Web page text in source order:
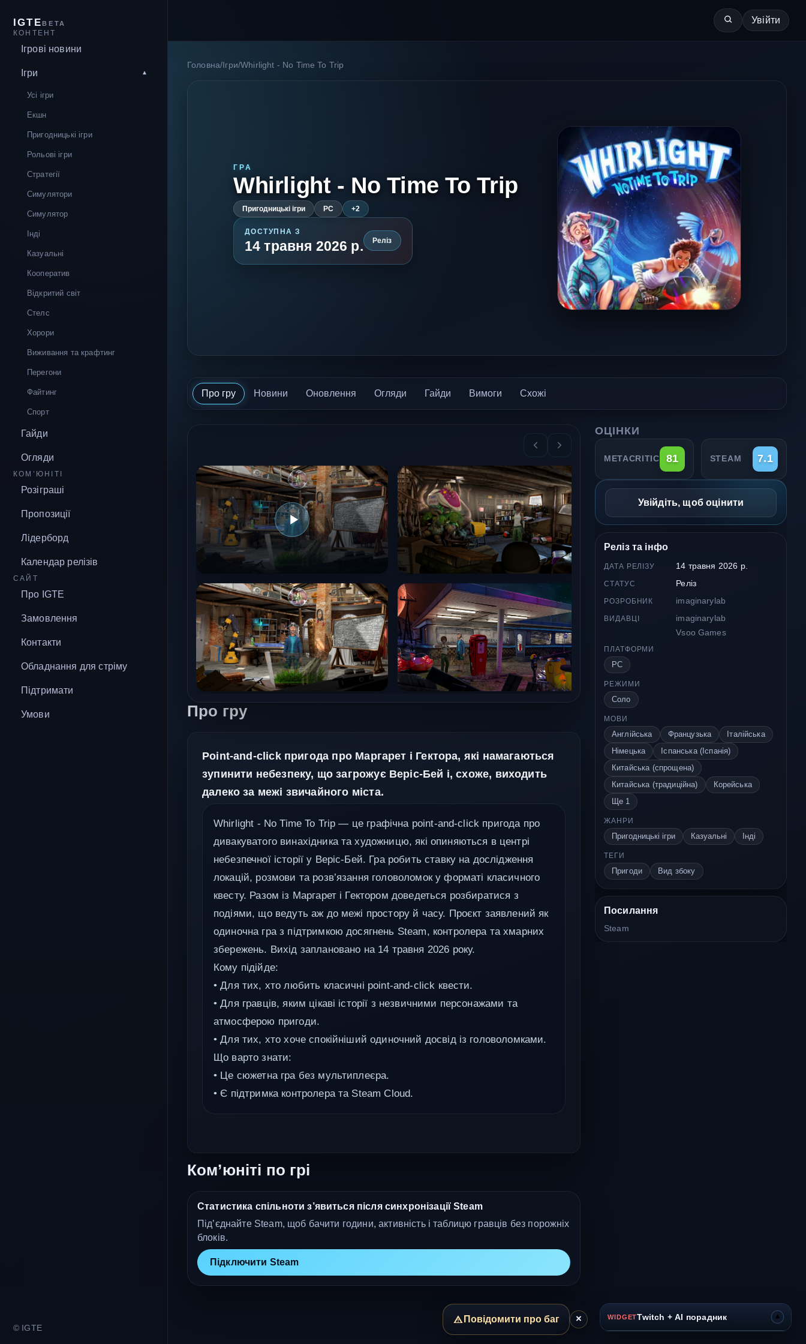
IGTEBETA
КОНТЕНТ
Ігрові новини
Ігри
Усі ігри
Екшн
Пригодницькі ігри
Рольові ігри
Стратегії
Симулятори
Симулятор
Інді
Казуальні
Кооператив
Відкритий світ
Стелс
Хорори
Виживання та крафтинг
Перегони
Файтинг
Спорт
Гайди
Огляди
КОМ’ЮНІТІ
Розіграші
Пропозиції
Лідерборд
Календар релізів
САЙТ
Про IGTE
Замовлення
Контакти
Обладнання для стріму
Підтримати
Умови
© IGTE
Увійти
Головна/ Ігри/Whirlight - No Time To Trip
ГРА
Whirlight - No Time To Trip
Пригодницькі ігри PC +2
ДОСТУПНА З
14 травня 2026 р. Реліз
Про гру Новини Оновлення Огляди Гайди Вимоги Схожі
Про гру
Point-and-click пригода про Маргарет і Гектора, які намагаються
зупинити небезпеку, що загрожує Веріс-Бей і, схоже, виходить
далеко за межі звичайного міста.
Whirlight - No Time To Trip — це графічна point-and-click пригода про
дивакуватого винахідника та художницю, які опиняються в центрі
небезпечної історії у Веріс-Бей. Гра робить ставку на дослідження
локацій, розмови та розв’язання головоломок у форматі класичного
квесту. Разом із Маргарет і Гектором доведеться розбиратися з
подіями, що ведуть аж до межі простору й часу. Проєкт заявлений як
одиночна гра з підтримкою досягнень Steam, контролера та хмарних
збережень. Вихід заплановано на 14 травня 2026 року.
Кому підійде:
• Для тих, хто любить класичні point-and-click квести.
• Для гравців, яким цікаві історії з незвичними персонажами та
атмосферою пригоди.
• Для тих, хто хоче спокійніший одиночний досвід із головоломками.
Що варто знати:
• Це сюжетна гра без мультиплеєра.
• Є підтримка контролера та Steam Cloud.
Ком’юніті по грі
Статистика спільноти з’явиться після синхронізації Steam
Під’єднайте Steam, щоб бачити години, активність і таблицю гравців без порожніх
блоків.
Підключити Steam
ОЦІНКИ
METACRITIC 81 STEAM 7.1
Увійдіть, щоб оцінити
Реліз та інфо
ДАТА РЕЛІЗУ 14 травня 2026 р.
СТАТУС Реліз
РОЗРОБНИК imaginarylab
ВИДАВЦІ
imaginarylab
Vsoo Games
ПЛАТФОРМИ
PC
РЕЖИМИ
Соло
МОВИ
Англійська Французька
Італійська
Німецька
Іспанська (Іспанія)
Китайська (спрощена)
Китайська (традиційна)
Корейська
Ще 1
ЖАНРИ
Пригодницькі ігри Казуальні Інді
ТЕГИ
Пригоди Вид збоку
Посилання
Steam
WIDGETTwitch + AI порадник ▾
Повідомити про баг ×